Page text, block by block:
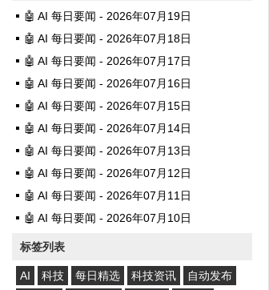
🤖 AI 每日要闻 - 2026年07月19日
🤖 AI 每日要闻 - 2026年07月18日
🤖 AI 每日要闻 - 2026年07月17日
🤖 AI 每日要闻 - 2026年07月16日
🤖 AI 每日要闻 - 2026年07月15日
🤖 AI 每日要闻 - 2026年07月14日
🤖 AI 每日要闻 - 2026年07月13日
🤖 AI 每日要闻 - 2026年07月12日
🤖 AI 每日要闻 - 2026年07月11日
🤖 AI 每日要闻 - 2026年07月10日
标签列表
AI 科技 每日精选 科技资讯
自动发布